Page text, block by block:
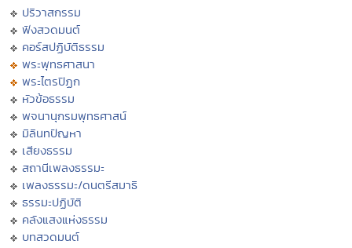
ปริวาสกรรม
ฟังสวดมนต์
คอร์สปฏิบัติธรรม
พระพุทธศาสนา
พระไตรปิฏก
หัวข้อธรรม
พจนานุกรมพุทธศาสน์
มิลินทปัญหา
เสียงธรรม
สถานีเพลงธรรมะ
เพลงธรรมะ/ดนตรีสมาธิ
ธรรมะปฏิบัติ
คลังแสงแห่งธรรม
บทสวดมนต์